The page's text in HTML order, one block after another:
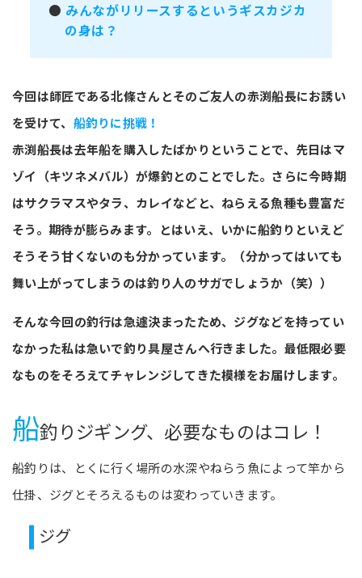
● みんながリリースするというギスカジカ
の身は？
今回は師匠である北條さんとそのご友人の赤渕船長にお誘い
を受けて、 船釣りに挑戦！
赤渕船長は去年船を購入したばかりということで、先日はマ
ゾイ（キツネメバル）が爆釣とのことでした。さらに今時期
はサクラマスやタラ、カレイなどと、ねらえる魚種も豊富だ
そう。期待が膨らみます。とはいえ、いかに船釣りといえど
そうそう甘くないのも分かっています。（分かってはいても
舞い上がってしまうのは釣り人のサガでしょうか（笑））
そんな今回の釣行は急遽決まったため、ジグなどを持ってい
なかった私は急いで釣り具屋さんへ行きました。最低限必要
なものをそろえてチャレンジしてきた模様をお届けします。
船釣りジギング、必要なものはコレ！
船釣りは、とくに行く場所の水深やねらう魚によって竿から
仕掛、ジグとそろえるものは変わっていきます。
ジグ